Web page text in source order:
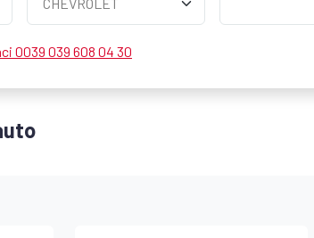
0039 039 608 04 30